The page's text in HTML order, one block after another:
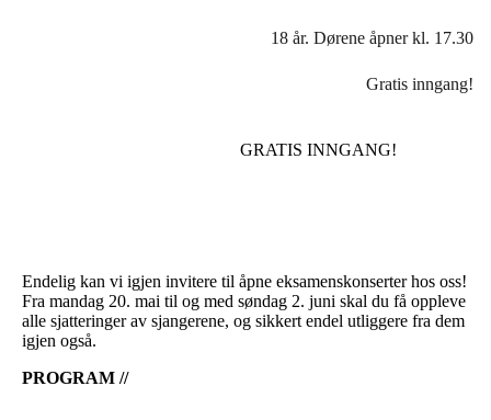
18 år. Dørene åpner kl. 17.30
Gratis inngang!
GRATIS INNGANG!
Endelig kan vi igjen invitere til åpne eksamenskonserter hos oss!
Fra mandag 20. mai til og med søndag 2. juni skal du få oppleve
alle sjatteringer av sjangerene, og sikkert endel utliggere fra dem
igjen også.
PROGRAM //